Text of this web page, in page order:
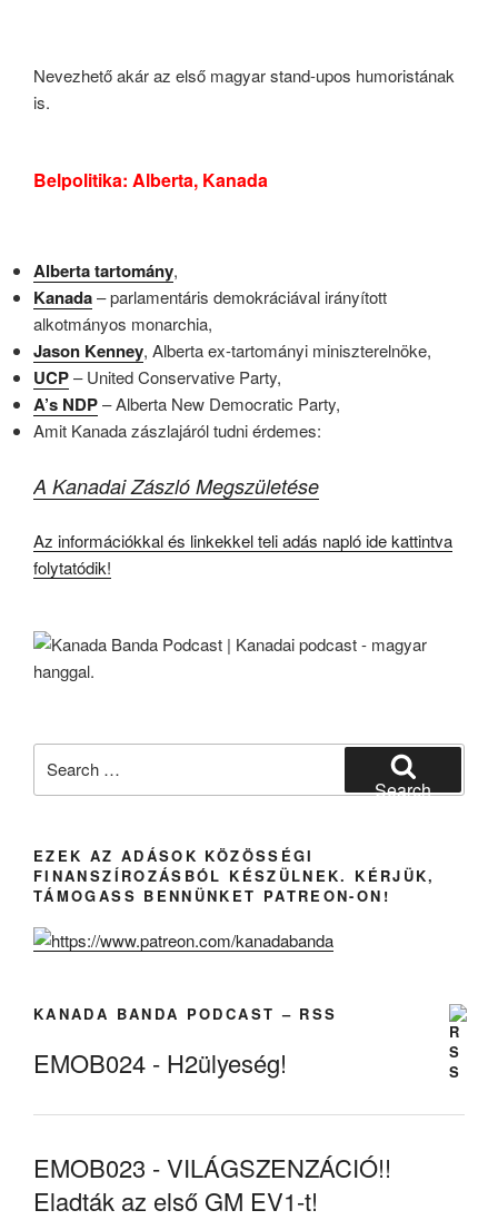
Nevezhető akár az első magyar stand-upos humoristának
is.
Belpolitika: Alberta, Kanada
Alberta tartomány,
Kanada– parlamentáris demokráciával irányított
alkotmányos monarchia,
Jason Kenney, Alberta ex-tartományi miniszterelnöke,
UCP– United Conservative Party,
A’s NDP– Alberta New Democratic Party,
Amit Kanada zászlajáról tudni érdemes:
A Kanadai Zászló Megszületése
Az információkkal és linkekkel teli adás napló ide kattintva
folytatódik!
for:
Search
EZEK AZ ADÁSOK KÖZÖSSÉGI
FINANSZÍROZÁSBÓL KÉSZÜLNEK. KÉRJÜK,
TÁMOGASS BENNÜNKET PATREON-ON!
KANADA BANDA PODCAST – RSS
EMOB024 - H2ülyeség!
EMOB023 - VILÁGSZENZÁCIÓ!!
Eladták az első GM EV1-t!